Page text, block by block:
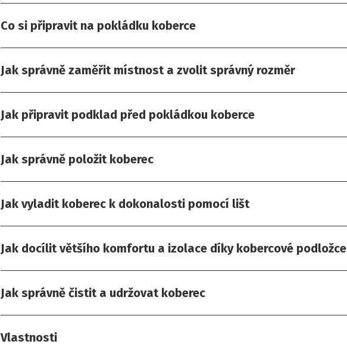
Co si připravit na pokládku koberce
Jak správně zaměřit místnost a zvolit správný rozměr
Jak připravit podklad před pokládkou koberce
Jak správně položit koberec
Jak vyladit koberec k dokonalosti pomocí lišt
Jak docílit většího komfortu a izolace díky kobercové podložce
Jak správně čistit a udržovat koberec
Vlastnosti